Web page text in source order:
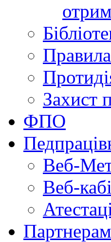
Захист
ФПО
Веб-
Веб-
Партнерам